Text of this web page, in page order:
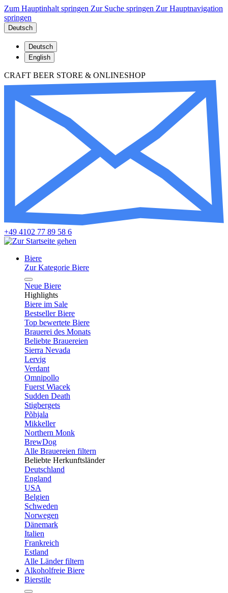
Zum Hauptinhalt springen Zur Suche springen Zur Hauptnavigation
springen
Deutsch
Deutsch
English
CRAFT BEER STORE & ONLINESHOP
+49 4102 77 89 58 6
Biere
Zur Kategorie Biere
Neue Biere
Highlights
Biere im Sale
Bestseller Biere
Top bewertete Biere
Brauerei des Monats
Beliebte Brauereien
Sierra Nevada
Lervig
Verdant
Omnipollo
Fuerst Wiacek
Sudden Death
Stigbergets
Põhjala
Mikkeller
Northern Monk
BrewDog
Alle Brauereien filtern
Beliebte Herkunftsländer
Deutschland
England
USA
Belgien
Schweden
Norwegen
Dänemark
Italien
Frankreich
Estland
Alle Länder filtern
Alkoholfreie Biere
Bierstile